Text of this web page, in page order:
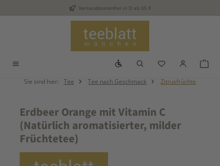
Zum Hauptinhalt springenVersandkostenfrei in D ab 35 €
Werkzeugleiste anzeigen
Du hast 0
Sie sind hier: Tee Tee nach Geschmack Zitrusfrüchte
Erdbeer Orange mit Vitamin C
(Natürlich aromatisierter, milder
Früchtetee)